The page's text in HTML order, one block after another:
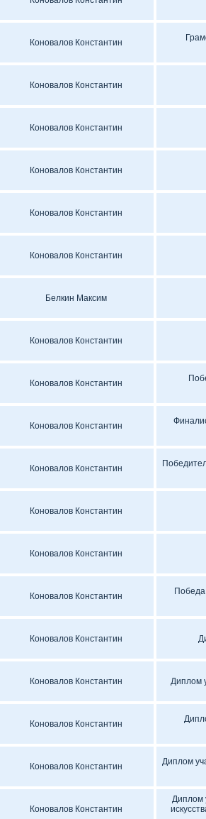
Коновалов Константин
Коновалов Константин
Коновалов Константин
Коновалов Константин
Коновалов Константин
Коновалов Константин
Белкин Максим
Коновалов Константин
Коновалов Константин
Коновалов Константин
Коновалов Константин
Коновалов Константин
Коновалов Константин
Коновалов Константин
Победа
Коновалов Константин
Коновалов Константин Диплом
Коновалов Константин
Коновалов Константин
Диплом
Коновалов Константин
Диплом